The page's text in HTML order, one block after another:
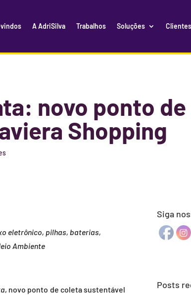
A AdriSilva Trabalhos Soluções Clientes
novo ponto
Shopping
eletrônico, pilhas, baterias,
Ambiente
, novo ponto de coleta sustentável
Siga
Posts